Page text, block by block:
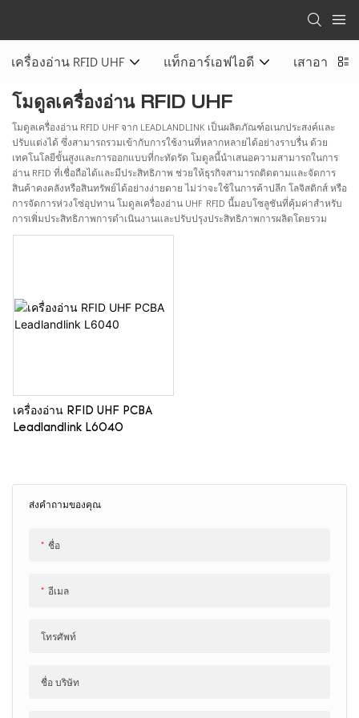
เครื่องอ่าน RFID UHF แท็กอาร์เอฟไอดี เสาอากาศ
โมดูลเครื่องอ่าน RFID UHF
โมดูลเครื่องอ่าน RFID UHF จาก LEADLANDLINK เป็นผลิตภัณฑ์อเนกประสงค์และ
ปรับแต่งได้ ซึ่งสามารถรวมเข้ากับการใช้งานที่หลากหลายได้อย่างราบรื่น ด้วย
เทคโนโลยีขั้นสูงและการออกแบบที่กะทัดรัด โมดูลนี้นำเสนอความสามารถในการ
อ่าน RFID ที่เชื่อถือได้และมีประสิทธิภาพ ช่วยให้ธุรกิจสามารถติดตามและจัดการ
สินค้าคงคลังหรือสินทรัพย์ได้อย่างง่ายดาย ไม่ว่าจะใช้ในการค้าปลีก โลจิสติกส์ หรือ
การจัดการห่วงโซ่อุปทาน โมดูลเครื่องอ่าน UHF RFID นี้มอบโซลูชันที่คุ้มค่าสำหรับ
การเพิ่มประสิทธิภาพการดำเนินงานและปรับปรุงประสิทธิภาพการผลิตโดยรวม
ส่งคำถามของคุณ
ชื่อ
อีเมล
โทรศัพท์
ชื่อ บริษัท
เครื่องอ่าน RFID UHF PCBA
Leadlandlink L6040